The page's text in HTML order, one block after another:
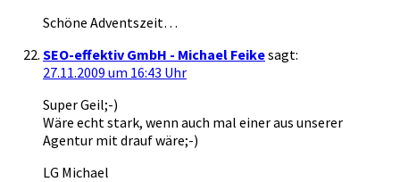
Schöne Adventszeit…
SEO-effektiv GmbH - Michael Feikesagt:
27.11.2009 um 16:43 Uhr
Super Geil;-)
Wäre echt stark, wenn auch mal einer aus unserer
Agentur mit drauf wäre;-)
LG Michael